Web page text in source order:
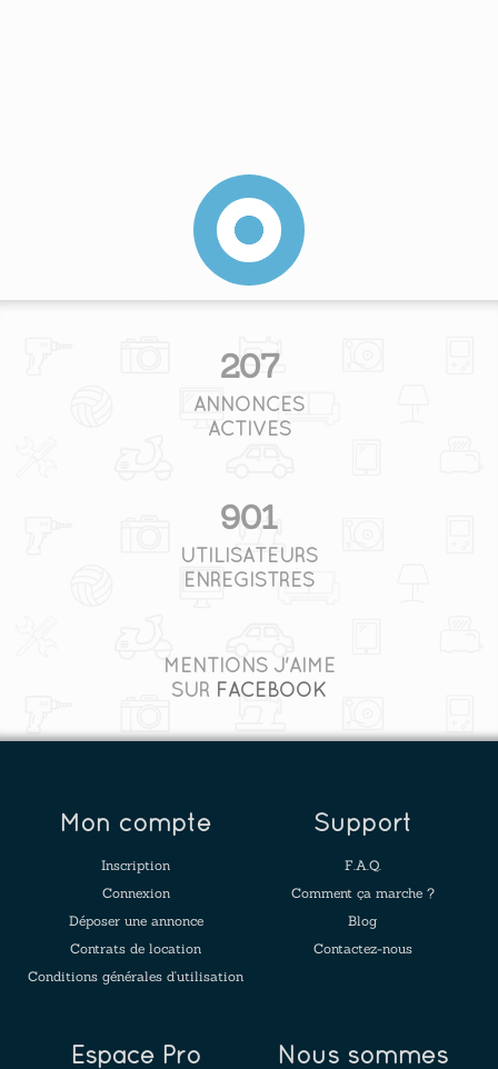
207
ANNONCES
ACTIVES
901
UTILISATEURS
ENREGISTRÉS
MENTIONS J'AIME
SUR FACEBOOK
Mon compte
Inscription
Connexion
Déposer une annonce
Contrats de location
Conditions générales d'utilisation
Support
F.A.Q.
Comment ça marche ?
Blog
Contactez-nous
Espace Pro
Nous sommes